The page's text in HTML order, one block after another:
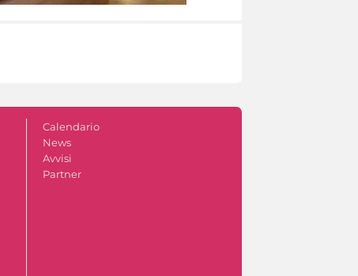
Calendario
News
Avvisi
Partner